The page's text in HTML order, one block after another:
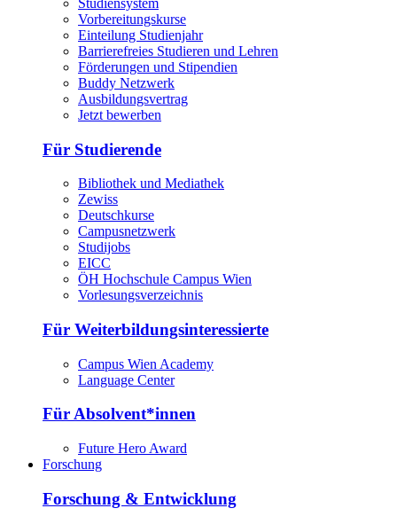
Vorbereitungskurse
Einteilung Studienjahr
Barrierefreies Studieren und Lehren
Förderungen und Stipendien
Buddy Netzwerk
Ausbildungsvertrag
Jetzt bewerben
Für Studierende
Bibliothek und Mediathek
Zewiss
Deutschkurse
Campusnetzwerk
Studijobs
EICC
ÖH Hochschule Campus Wien
Vorlesungsverzeichnis
Für Weiterbildungsinteressierte
Campus Wien Academy
Language Center
Für Absolvent*innen
Future Hero Award
Forschung
Forschung & Entwicklung